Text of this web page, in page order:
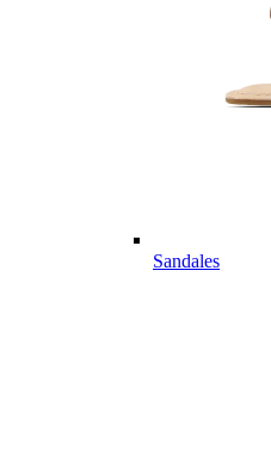
Sandales